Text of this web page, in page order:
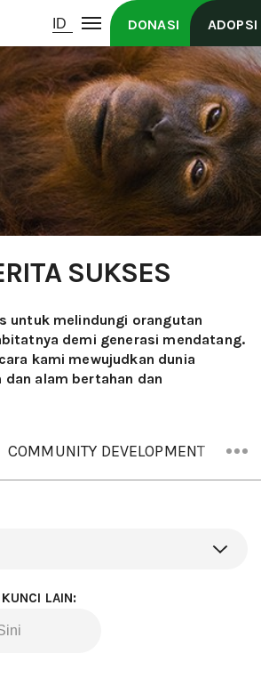
DONASI ADOPSI
SUKSES
untuk melindungi orangutan
demi generasi mendatang.
kami mewujudkan dunia
alam bertahan dan
COMMUNITY DEVELOPMENT
LAIN: